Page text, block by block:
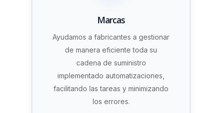
Marcas
Ayudamos a fabricantes a gestionar
de manera eficiente toda su
cadena de suministro
implementado automatizaciones,
facilitando las tareas y minimizando
los errores.